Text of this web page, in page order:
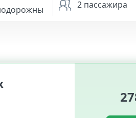
2 пассажира